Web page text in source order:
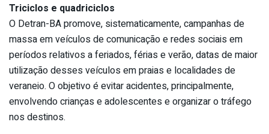
Triciclos e quadriciclos
O Detran-BA promove, sistematicamente, campanhas de
massa em veículos de comunicação e redes sociais em
períodos relativos a feriados, férias e verão, datas de maior
utilização desses veículos em praias e localidades de
veraneio. O objetivo é evitar acidentes, principalmente,
envolvendo crianças e adolescentes e organizar o tráfego
nos destinos.